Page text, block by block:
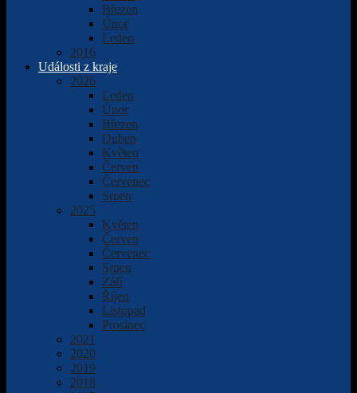
Březen
Únor
Leden
2016
Události z kraje
2026
Leden
Únor
Březen
Duben
Květen
Červen
Červenec
Srpen
2025
Květen
Červen
Červenec
Srpen
Září
Říjen
Listopad
Prosinec
2021
2020
2019
2018